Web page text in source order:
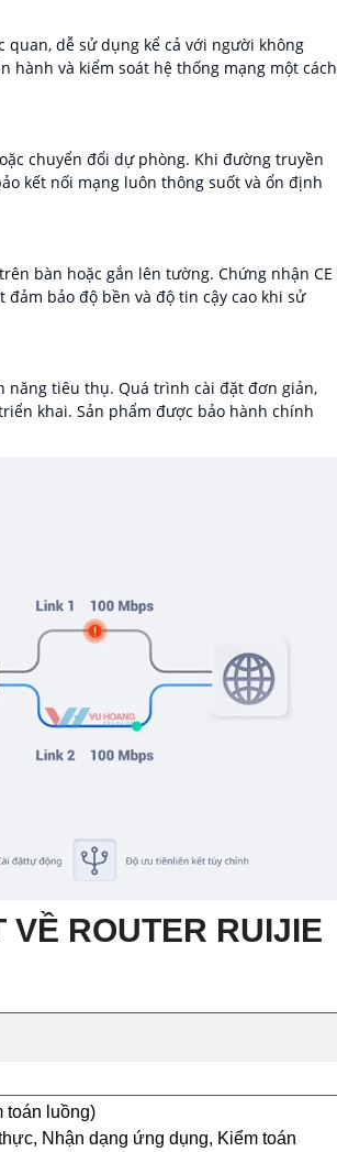
dễ sử dụng kể cả với người không
hành và kiểm soát hệ thống mạng một cách
chuyển đổi dự phòng. Khi đường truyền
kết nối mạng luôn thông suốt và ổn định
bàn hoặc gắn lên tường. Chứng nhận CE
bảo độ bền và độ tin cậy cao khi sử
năng tiêu thụ. Quá trình cài đặt đơn giản,
khai. Sản phẩm được bảo hành chính
VỀ ROUTER RUIJIE
toán luồng)
Nhận dạng ứng dụng, Kiểm toán